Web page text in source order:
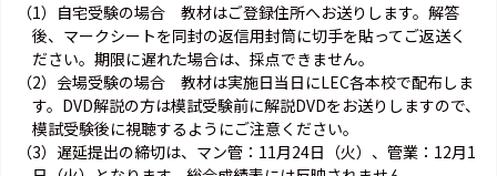
（1）自宅受験の場合 教材はご登録住所へお送りします。解答
後、マークシートを同封の返信用封筒に切手を貼ってご返送く
ださい。期限に遅れた場合は、採点できません。
（2）会場受験の場合 教材は実施日当日にLEC各本校で配布しま
す。DVD解説の方は模試受験前に解説DVDをお送りしますので、
模試受験後に視聴するようにご注意ください。
（3）遅延提出の締切は、マン管：11月24日（火）、管業：12月1